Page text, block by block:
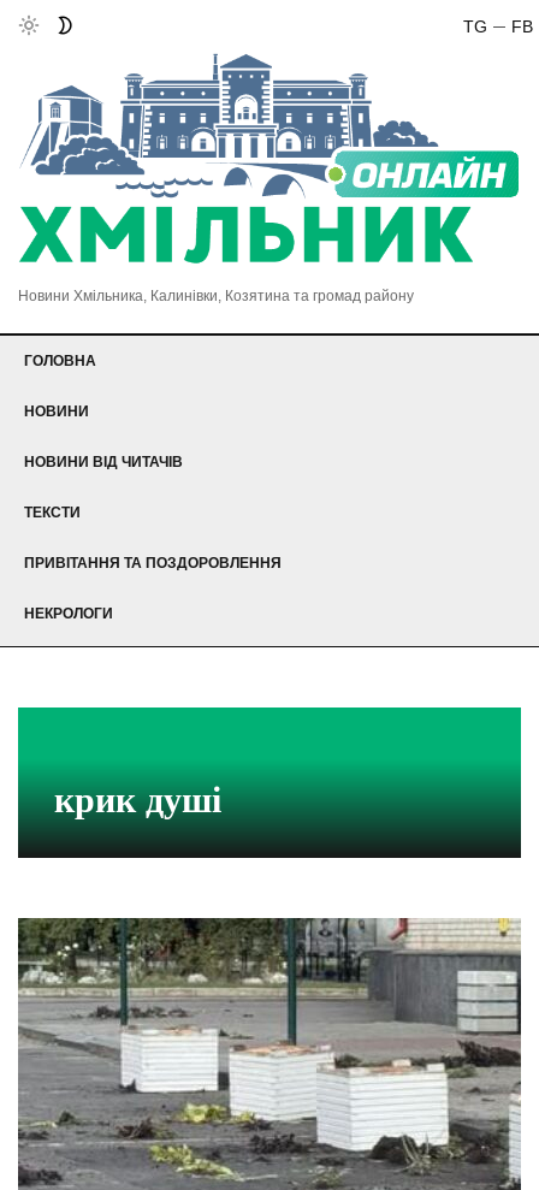
FB
TG
Новини Хмільника, Калинівки, Козятина та громад району
ГОЛОВНА
НОВИНИ
НОВИНИ ВІД ЧИТАЧІВ
ТЕКСТИ
ПРИВІТАННЯ ТА ПОЗДОРОВЛЕННЯ
НЕКРОЛОГИ
крик душі